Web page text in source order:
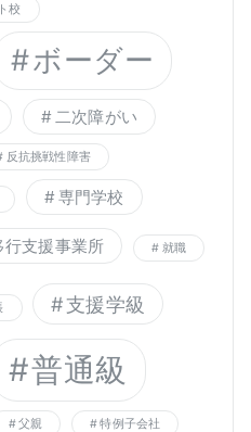
校
ボーダー
二次障がい
反抗挑戦性障害
専門学校
行支援事業所 就職
支援学級
普通級
父親 特例子会社